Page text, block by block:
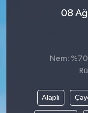
08
Nem:
Alaplı
Sağlık